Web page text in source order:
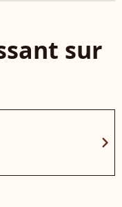
sur
chevron_right